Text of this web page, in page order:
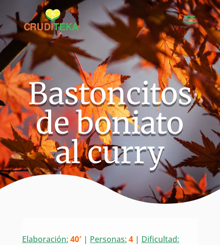
Bastoncitos
de boniato
al curry
Elaboración: 40′ | Personas: 4| Dificultad: